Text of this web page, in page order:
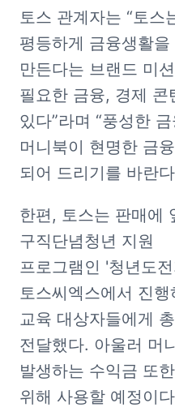
토스 관계자는 “토
평등하게 금융생활
만든다는 브랜드 미
필요한 금융, 경제
있다”라며 “풍성한
머니북이 현명한 금
되어 드리기를 바란
한편, 토스는 판매에
구직단념청년 지원
프로그램인 '청년도
토스씨엑스에서 진
교육 대상자들에게
전달했다. 아울러 머
발생하는 수익금 또
위해 사용할 예정이